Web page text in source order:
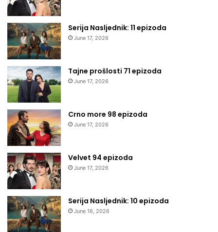
Serija Nasljednik: 11 epizoda
June 17, 2026
Tajne prošlosti 71 epizoda
June 17, 2026
Crno more 98 epizoda
June 17, 2026
Velvet 94 epizoda
June 17, 2026
Serija Nasljednik: 10 epizoda
June 16, 2026